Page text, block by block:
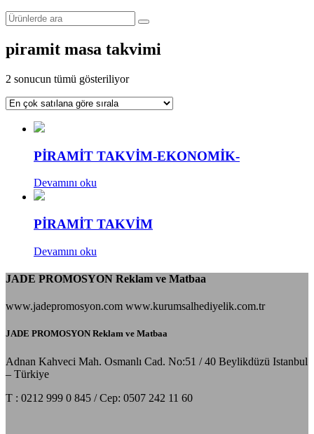
piramit masa takvimi
2 sonucun tümü gösteriliyorPopülerliğe
sıralandı
PİRAMİT TAKVİM-EKONOMİK-
Devamını oku
PİRAMİT TAKVİM
Devamını oku
JADE PROMOSYON Reklam ve Matbaa
www.jadepromosyon.com www.kurumsalhediyelik.com.tr
JADE PROMOSYON Reklam ve Matbaa
Adnan Kahveci Mah. Osmanlı Cad. No:51 / 40 Beylikdüzü Istanbul
– Türkiye
T : 0212 999 0 845 / Cep: 0507 242 11 60